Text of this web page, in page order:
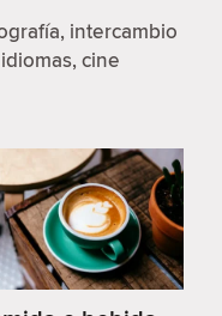
intercambio
cine